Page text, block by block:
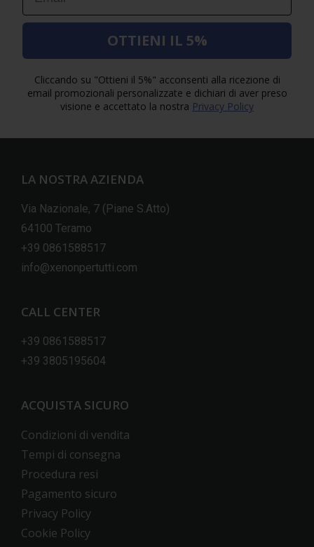
OTTIENI IL 5%
Cliccando su "Ottieni il 5%" acconsenti alla ricezione di
email promozionali personalizzate e dichiari di aver preso
visione e accettato la nostra Privacy Policy
LA NOSTRA AZIENDA
Via Nazionale, 7 (Piane S.Atto)
64100 Teramo
+39 0861588517
info@xenonpertutti.com
CALL CENTER
+39 0861588517
+39 3805195604
ACQUISTA SICURO
Condizioni di vendita
Tempi di consegna
Procedura resi
Pagamento sicuro
Privacy Policy
Cookie Policy